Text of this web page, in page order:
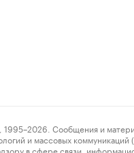
Сообщения и
и массовых
в сфере связи,